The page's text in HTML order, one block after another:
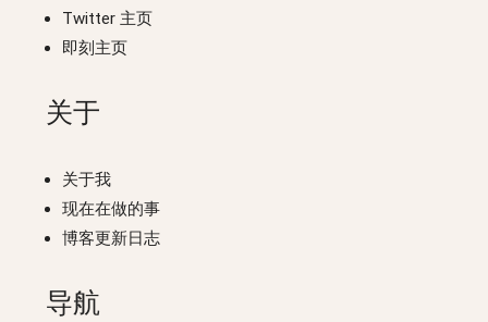
Twitter 主页
即刻主页
关于
关于我
现在在做的事
博客更新日志
导航